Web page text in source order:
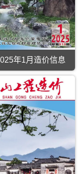
年1月造价信息